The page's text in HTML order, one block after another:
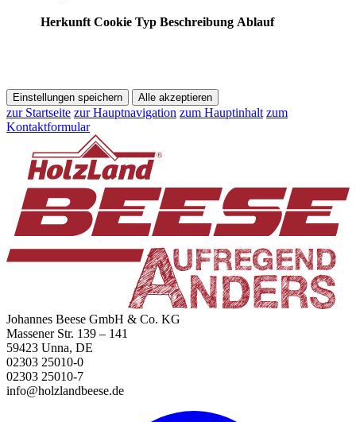
Herkunft Cookie Typ Beschreibung Ablauf
Einstellungen speichern Alle akzeptieren
zur Startseite zur Hauptnavigation zum Hauptinhalt zum
Kontaktformular
Johannes Beese GmbH & Co. KG
Massener Str. 139 – 141
59423 Unna, DE
02303 25010-0
02303 25010-7
info@holzlandbeese.de